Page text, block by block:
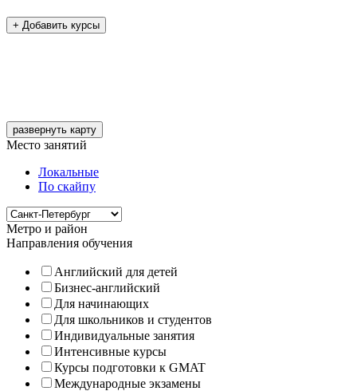
+ Добавить курсы
развернуть карту
Место занятий
Локальные
По скайпу
Метро и район
Направления обучения
Английский для детей
Бизнес-английский
Для начинающих
Для школьников и студентов
Индивидуальные занятия
Интенсивные курсы
Курсы подготовки к GMAT
Международные экзамены